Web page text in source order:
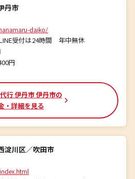
丹市
daiko/
受付は24時間 年中無休
円
行 伊丹市 伊丹市の
・詳細を見る
淀川区／吹田市